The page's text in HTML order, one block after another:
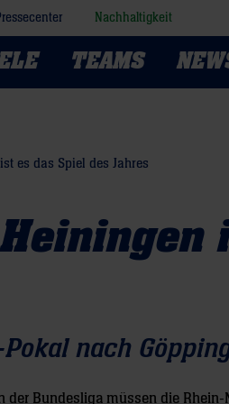
Nachhaltigkeit
TEAMS
es das Spiel des Jahres
nach
der Bundesliga müssen die